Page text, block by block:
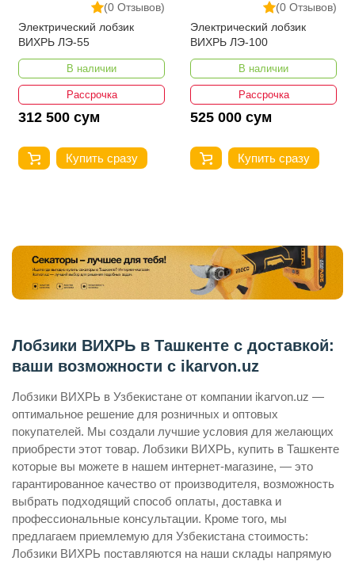
(0 Отзывов)
Электрический лобзик
ВИХРЬ ЛЭ-55
В наличии
Рассрочка
312 500 сум
Купить сразу
(0 Отзывов)
Электрический лобзик
ВИХРЬ ЛЭ-100
В наличии
Рассрочка
525 000 сум
Купить сразу
Лобзики ВИХРЬ в Ташкенте с доставкой:
ваши возможности с ikarvon.uz
Лобзики ВИХРЬ в Узбекистане от компании ikarvon.uz —
оптимальное решение для розничных и оптовых
покупателей. Мы создали лучшие условия для желающих
приобрести этот товар. Лобзики ВИХРЬ, купить в Ташкенте
которые вы можете в нашем интернет-магазине, — это
гарантированное качество от производителя, возможность
выбрать подходящий способ оплаты, доставка и
профессиональные консультации. Кроме того, мы
предлагаем приемлемую для Узбекистана стоимость:
Лобзики ВИХРЬ поставляются на наши склады напрямую